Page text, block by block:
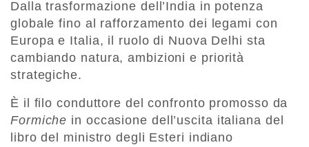
Dalla trasformazione dell’India in potenza
globale fino al rafforzamento dei legami con
Europa e Italia, il ruolo di Nuova Delhi sta
cambiando natura, ambizioni e priorità
strategiche.
È il filo conduttore del confronto promosso da
Formiche in occasione dell’uscita italiana del
libro del ministro degli Esteri indiano